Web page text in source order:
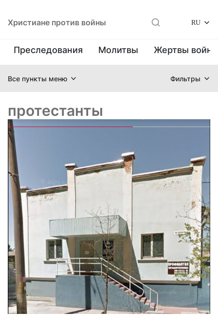
Христиане против войны RU
Преследования Молитвы Жертвы
Все пункты меню Фильтры
протестанты